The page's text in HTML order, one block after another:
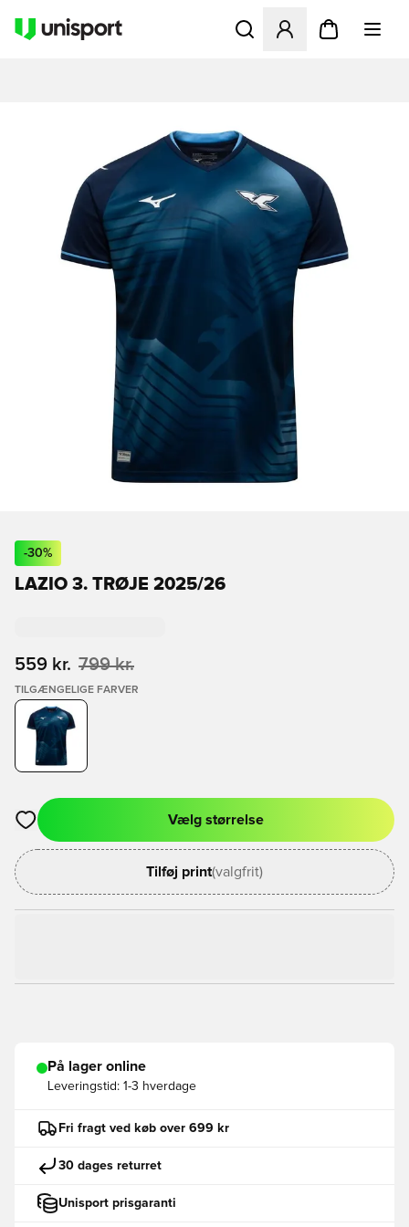
Åbner en Modal til at
-30%
LAZIO 3. TRØJE 2025/26
559 kr. 799 kr.
TILGÆNGELIGE FARVER
Åbner en Modal til at logge ind eller tilmelde dig som medlem
Vælg størrelse
Tilføj print(valgfrit)
På lager online
Leveringstid: 1-3 hverdage
Fri fragt ved køb over 699 kr
30 dages returret
Unisport prisgaranti